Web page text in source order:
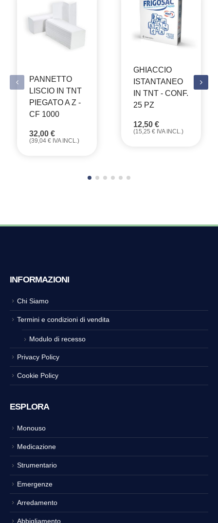
PANNETTO
LISCIO IN TNT
PIEGATO A Z -
CF 1000
32,00 €
(39,04 € IVA INCL.)
GHIACCIO
ISTANTANEO
IN TNT - CONF.
25 PZ
12,50 €
(15,25 € IVA INCL.)
INFORMAZIONI
Chi Siamo
Termini e condizioni di vendita
Modulo di recesso
Privacy Policy
Cookie Policy
ESPLORA
Monouso
Medicazione
Strumentario
Emergenze
Arredamento
Abbigliamento